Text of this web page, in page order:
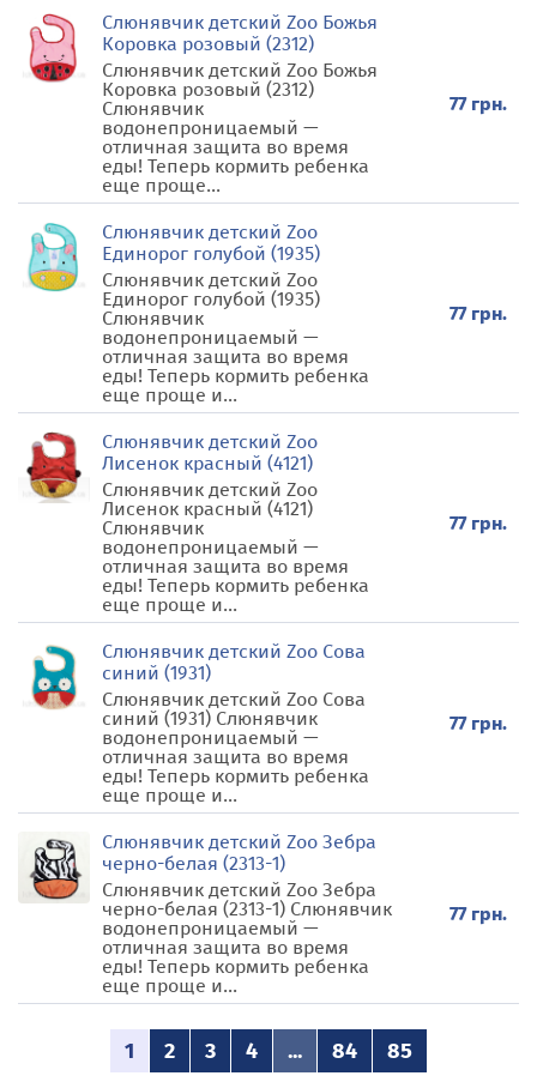
Слюнявчик детский Zoo Божья
Коровка розовый (2312)
Слюнявчик детский Zoo Божья
Коровка розовый (2312)
Слюнявчик
водонепроницаемый —
отличная защита во время
еды! Теперь кормить ребенка
еще проще...
77 грн.
Слюнявчик детский Zoo
Единорог голубой (1935)
Слюнявчик детский Zoo
Единорог голубой (1935)
Слюнявчик
водонепроницаемый —
отличная защита во время
еды! Теперь кормить ребенка
еще проще и...
77 грн.
Слюнявчик детский Zoo
Лисенок красный (4121)
Слюнявчик детский Zoo
Лисенок красный (4121)
Слюнявчик
водонепроницаемый —
отличная защита во время
еды! Теперь кормить ребенка
еще проще и...
77 грн.
Слюнявчик детский Zoo Сова
синий (1931)
Слюнявчик детский Zoo Сова
синий (1931) Слюнявчик
водонепроницаемый —
отличная защита во время
еды! Теперь кормить ребенка
еще проще и...
77 грн.
Слюнявчик детский Zoo Зебра
черно-белая (2313-1)
Слюнявчик детский Zoo Зебра
черно-белая (2313-1) Слюнявчик
водонепроницаемый —
отличная защита во время
еды! Теперь кормить ребенка
еще проще и...
77 грн.
1 2 3 4 ... 84 85